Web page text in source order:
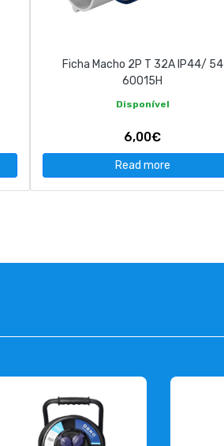
Ficha Macho 2P T 32A IP44/ 54
60015H
Disponível
6,00€
Read more